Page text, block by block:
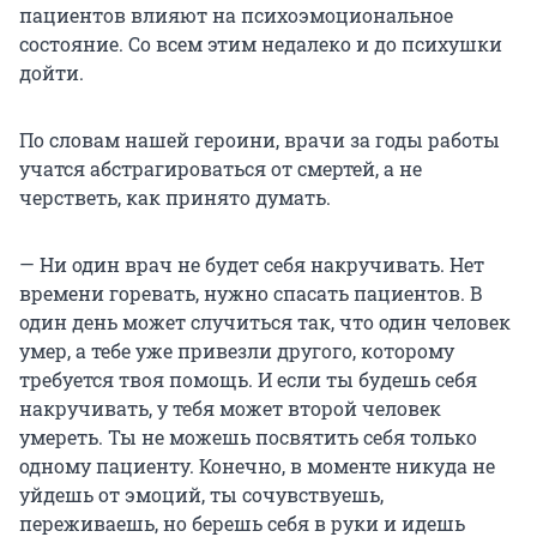
пациентов влияют на психоэмоциональное
состояние. Со всем этим недалеко и до психушки
дойти.
По словам нашей героини, врачи за годы работы
учатся абстрагироваться от смертей, а не
черстветь, как принято думать.
— Ни один врач не будет себя накручивать. Нет
времени горевать, нужно спасать пациентов. В
один день может случиться так, что один человек
умер, а тебе уже привезли другого, которому
требуется твоя помощь. И если ты будешь себя
накручивать, у тебя может второй человек
умереть. Ты не можешь посвятить себя только
одному пациенту. Конечно, в моменте никуда не
уйдешь от эмоций, ты сочувствуешь,
переживаешь, но берешь себя в руки и идешь